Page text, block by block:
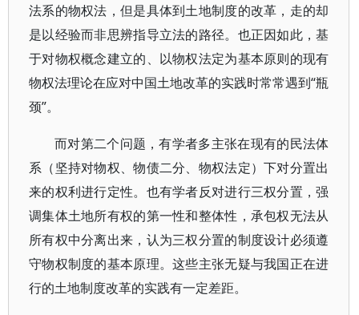
法系的物权法，但是具体到土地制度的改革，走的却
是以经验而非思辨指导立法的路径。也正因如此，基
于对物权概念建立的、以物权法定为基本原则的现有
物权法理论在应对中国土地改革的实践时常常遇到“瓶
颈”。
而对第二个问题，有学者多主张在现有的民法体
系（坚持对物权、物债二分、物权法定）下对分置出
来的权利进行定性。也有学者反对进行三权分置，强
调集体土地所有权的第一性和整体性，承包权无法从
所有权中分离出来，认为三权分置的制度设计必须遵
守物权制度的基本原理。这些主张无疑与我国正在进
行的土地制度改革的实践有一定差距。